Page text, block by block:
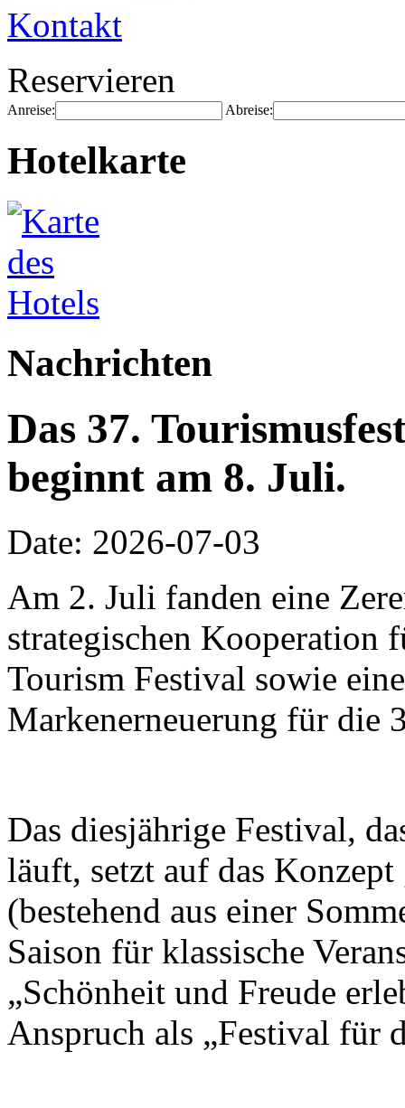
Kontakt
Reservieren
Anreise: Abreise:
Hotelkarte
Nachrichten
Das 37.
beginnt am 8. Juli.
Date: 2026-07-03
Am 2. Juli fanden eine
strategischen Kooperation
Tourism Festival sowie
Markenerneuerung für die
Das diesjährige Festival,
läuft, setzt auf das
(bestehend aus einer
Saison für klassische
„Schönheit und Freude
Anspruch als „Festival für